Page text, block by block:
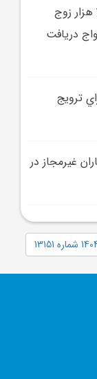
مديرکل امور اقتصادي و دارايي استان:2 هزار زوج
دريافت
ترويج
غيرمجاز در